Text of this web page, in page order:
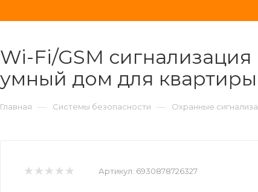
Wi-Fi/GSM сигнализация
умный дом для
Главная — Системы безопасности — Охранные
Артикул: 6930878726327